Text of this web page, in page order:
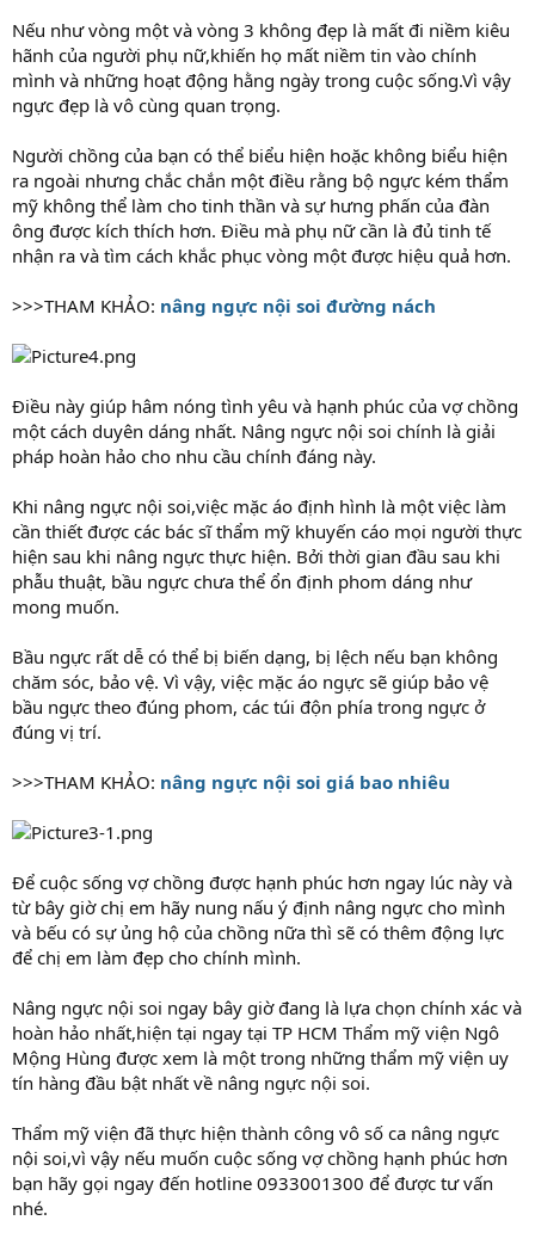
Nếu như vòng một và vòng 3 không đẹp là mất đi niềm kiêu
hãnh của người phụ nữ,khiến họ mất niềm tin vào chính
mình và những hoạt động hằng ngày trong cuộc sống.Vì vậy
ngực đẹp là vô cùng quan trọng.
Người chồng của bạn có thể biểu hiện hoặc không biểu hiện
ra ngoài nhưng chắc chắn một điều rằng bộ ngực kém thẩm
mỹ không thể làm cho tinh thần và sự hưng phấn của đàn
ông được kích thích hơn. Điều mà phụ nữ cần là đủ tinh tế
nhận ra và tìm cách khắc phục vòng một được hiệu quả hơn.
>>>THAM KHẢO: nâng ngực nội soi đường nách
Điều này giúp hâm nóng tình yêu và hạnh phúc của vợ chồng
một cách duyên dáng nhất. Nâng ngực nội soi chính là giải
pháp hoàn hảo cho nhu cầu chính đáng này.
Khi nâng ngực nội soi,việc mặc áo định hình là một việc làm
cần thiết được các bác sĩ thẩm mỹ khuyến cáo mọi người thực
hiện sau khi nâng ngực thực hiện. Bởi thời gian đầu sau khi
phẫu thuật, bầu ngực chưa thể ổn định phom dáng như
mong muốn.
Bầu ngực rất dễ có thể bị biến dạng, bị lệch nếu bạn không
chăm sóc, bảo vệ. Vì vậy, việc mặc áo ngực sẽ giúp bảo vệ
bầu ngực theo đúng phom, các túi độn phía trong ngực ở
đúng vị trí.
>>>THAM KHẢO: nâng ngực nội soi giá bao nhiêu
Để cuộc sống vợ chồng được hạnh phúc hơn ngay lúc này và
từ bây giờ chị em hãy nung nấu ý định nâng ngực cho mình
và bếu có sự ủng hộ của chồng nữa thì sẽ có thêm động lực
để chị em làm đẹp cho chính mình.
Nâng ngực nội soi ngay bây giờ đang là lựa chọn chính xác và
hoàn hảo nhất,hiện tại ngay tại TP HCM Thẩm mỹ viện Ngô
Mộng Hùng được xem là một trong những thẩm mỹ viện uy
tín hàng đầu bật nhất về nâng ngực nội soi.
Thẩm mỹ viện đã thực hiện thành công vô số ca nâng ngực
nội soi,vì vậy nếu muốn cuộc sống vợ chồng hạnh phúc hơn
bạn hãy gọi ngay đến hotline 0933001300 để được tư vấn
nhé.